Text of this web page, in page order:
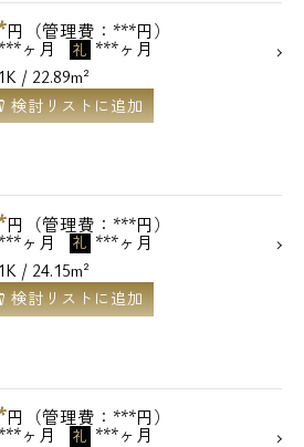
円（管理費：***円）
***ヶ月 礼 ***ヶ月
/ 22.89m²
検討リストに追加
円（管理費：***円）
***ヶ月 礼 ***ヶ月
/ 24.15m²
検討リストに追加
円（管理費：***円）
***ヶ月 礼 ***ヶ月
合わせ
問い合わせ